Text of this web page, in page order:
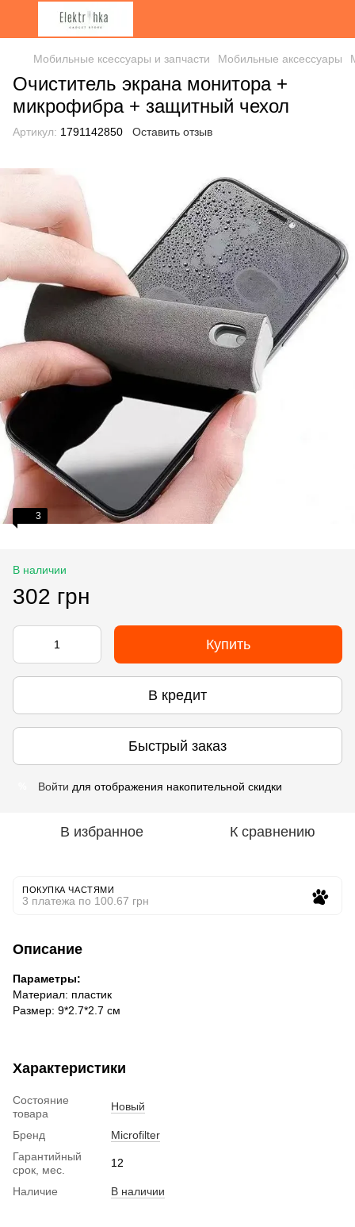
Мобильные ксессуары и запчасти Мобильные аксессуары
Очиститель экрана монитора +
микрофибра + защитный чехол
Артикул: 1791142850 Оставить отзыв
3
В наличии
302 грн
Купить
В кредит
Быстрый заказ
Войти для отображения накопительной скидки
В избранное К сравнению
ПОКУПКА ЧАСТЯМИ
3 платежа по 100.67 грн
Описание
Параметры:
Материал: пластик
Размер: 9*2.7*2.7 см
Характеристики
Состояние
товара
Новый
Бренд
Microfilter
Гарантийный
срок, мес.
12
Наличие В наличии